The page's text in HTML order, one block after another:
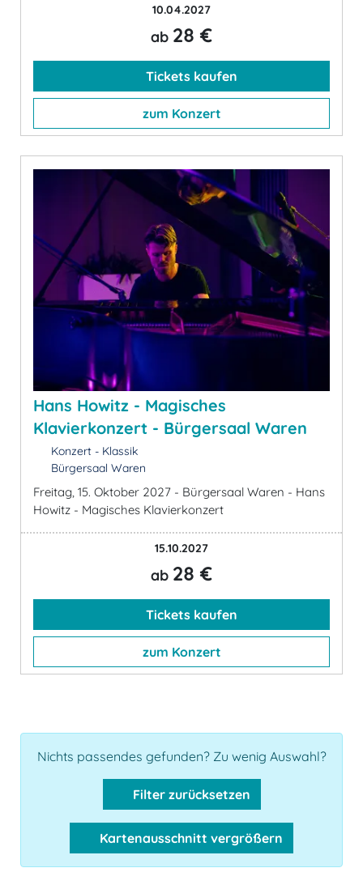
10.04.2027
ab 28 €
Tickets kaufen
zum Konzert
Hans Howitz - Magisches
Klavierkonzert - Bürgersaal Waren
Konzert - Klassik
Bürgersaal Waren
Freitag, 15. Oktober 2027 - Bürgersaal Waren - Hans
Howitz - Magisches Klavierkonzert
15.10.2027
ab 28 €
Tickets kaufen
zum Konzert
Nichts passendes gefunden? Zu wenig Auswahl?
Filter zurücksetzen
Kartenausschnitt vergrößern